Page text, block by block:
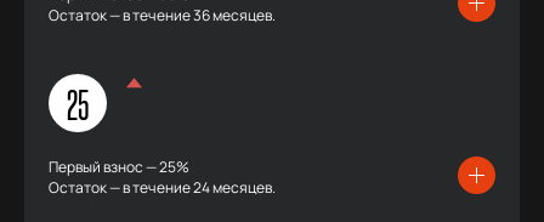
Остаток — в течение 36 месяцев.
25
Первый взнос — 25%
Остаток — в течение 24 месяцев.